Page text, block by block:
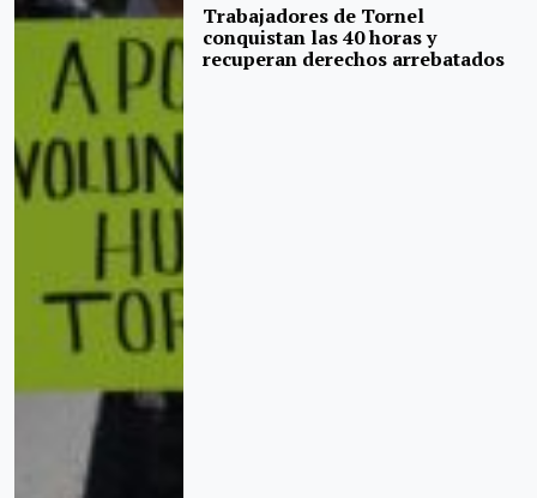
Trabajadores de Tornel
conquistan las 40 horas y
recuperan derechos arrebatados